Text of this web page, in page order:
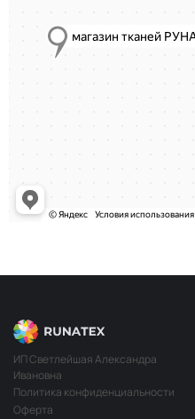
ИП Светлейшая Александра
Ивановна
Политика конфиденциальности
Оферта